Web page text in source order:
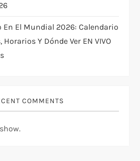
En El Mundial 2026: Calendario
Y Dónde Ver EN VIVO
COMMENTS